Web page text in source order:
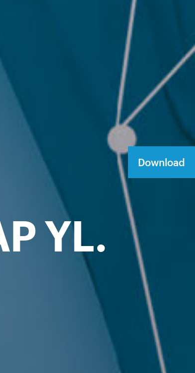
YL.
Download